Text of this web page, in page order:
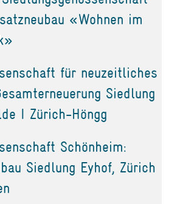
«Wohnen im
für neuzeitliches
Siedlung
I Zürich-Höngg
Schönheim:
Siedlung Eyhof, Zürich